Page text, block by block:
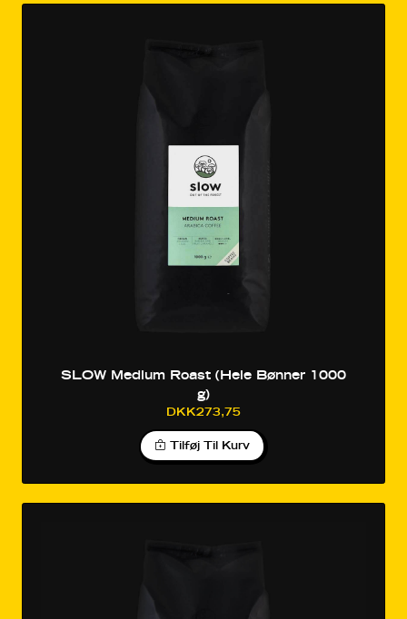
SLOW Medium Roast (Hele Bønner 1000
g)
DKK273,75
Tilføj Til Kurv